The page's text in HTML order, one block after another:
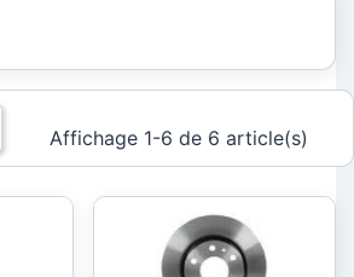
Affichage 1-6 de 6 article(s)